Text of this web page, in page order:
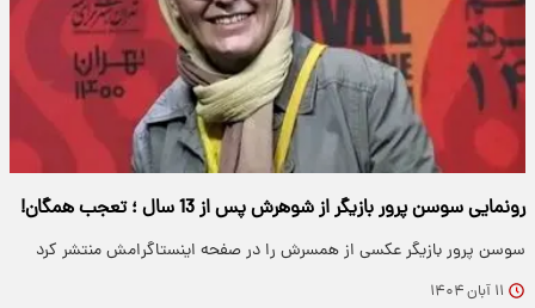
رونمایی سوسن پرور بازیگر از شوهرش پس از 13 سال ؛ تعجب همگان!
سوسن پرور بازیگر عکسی از همسرش را در صفحه اینستاگرامش منتشر کرد
۱۱ آبان ۱۴۰۴